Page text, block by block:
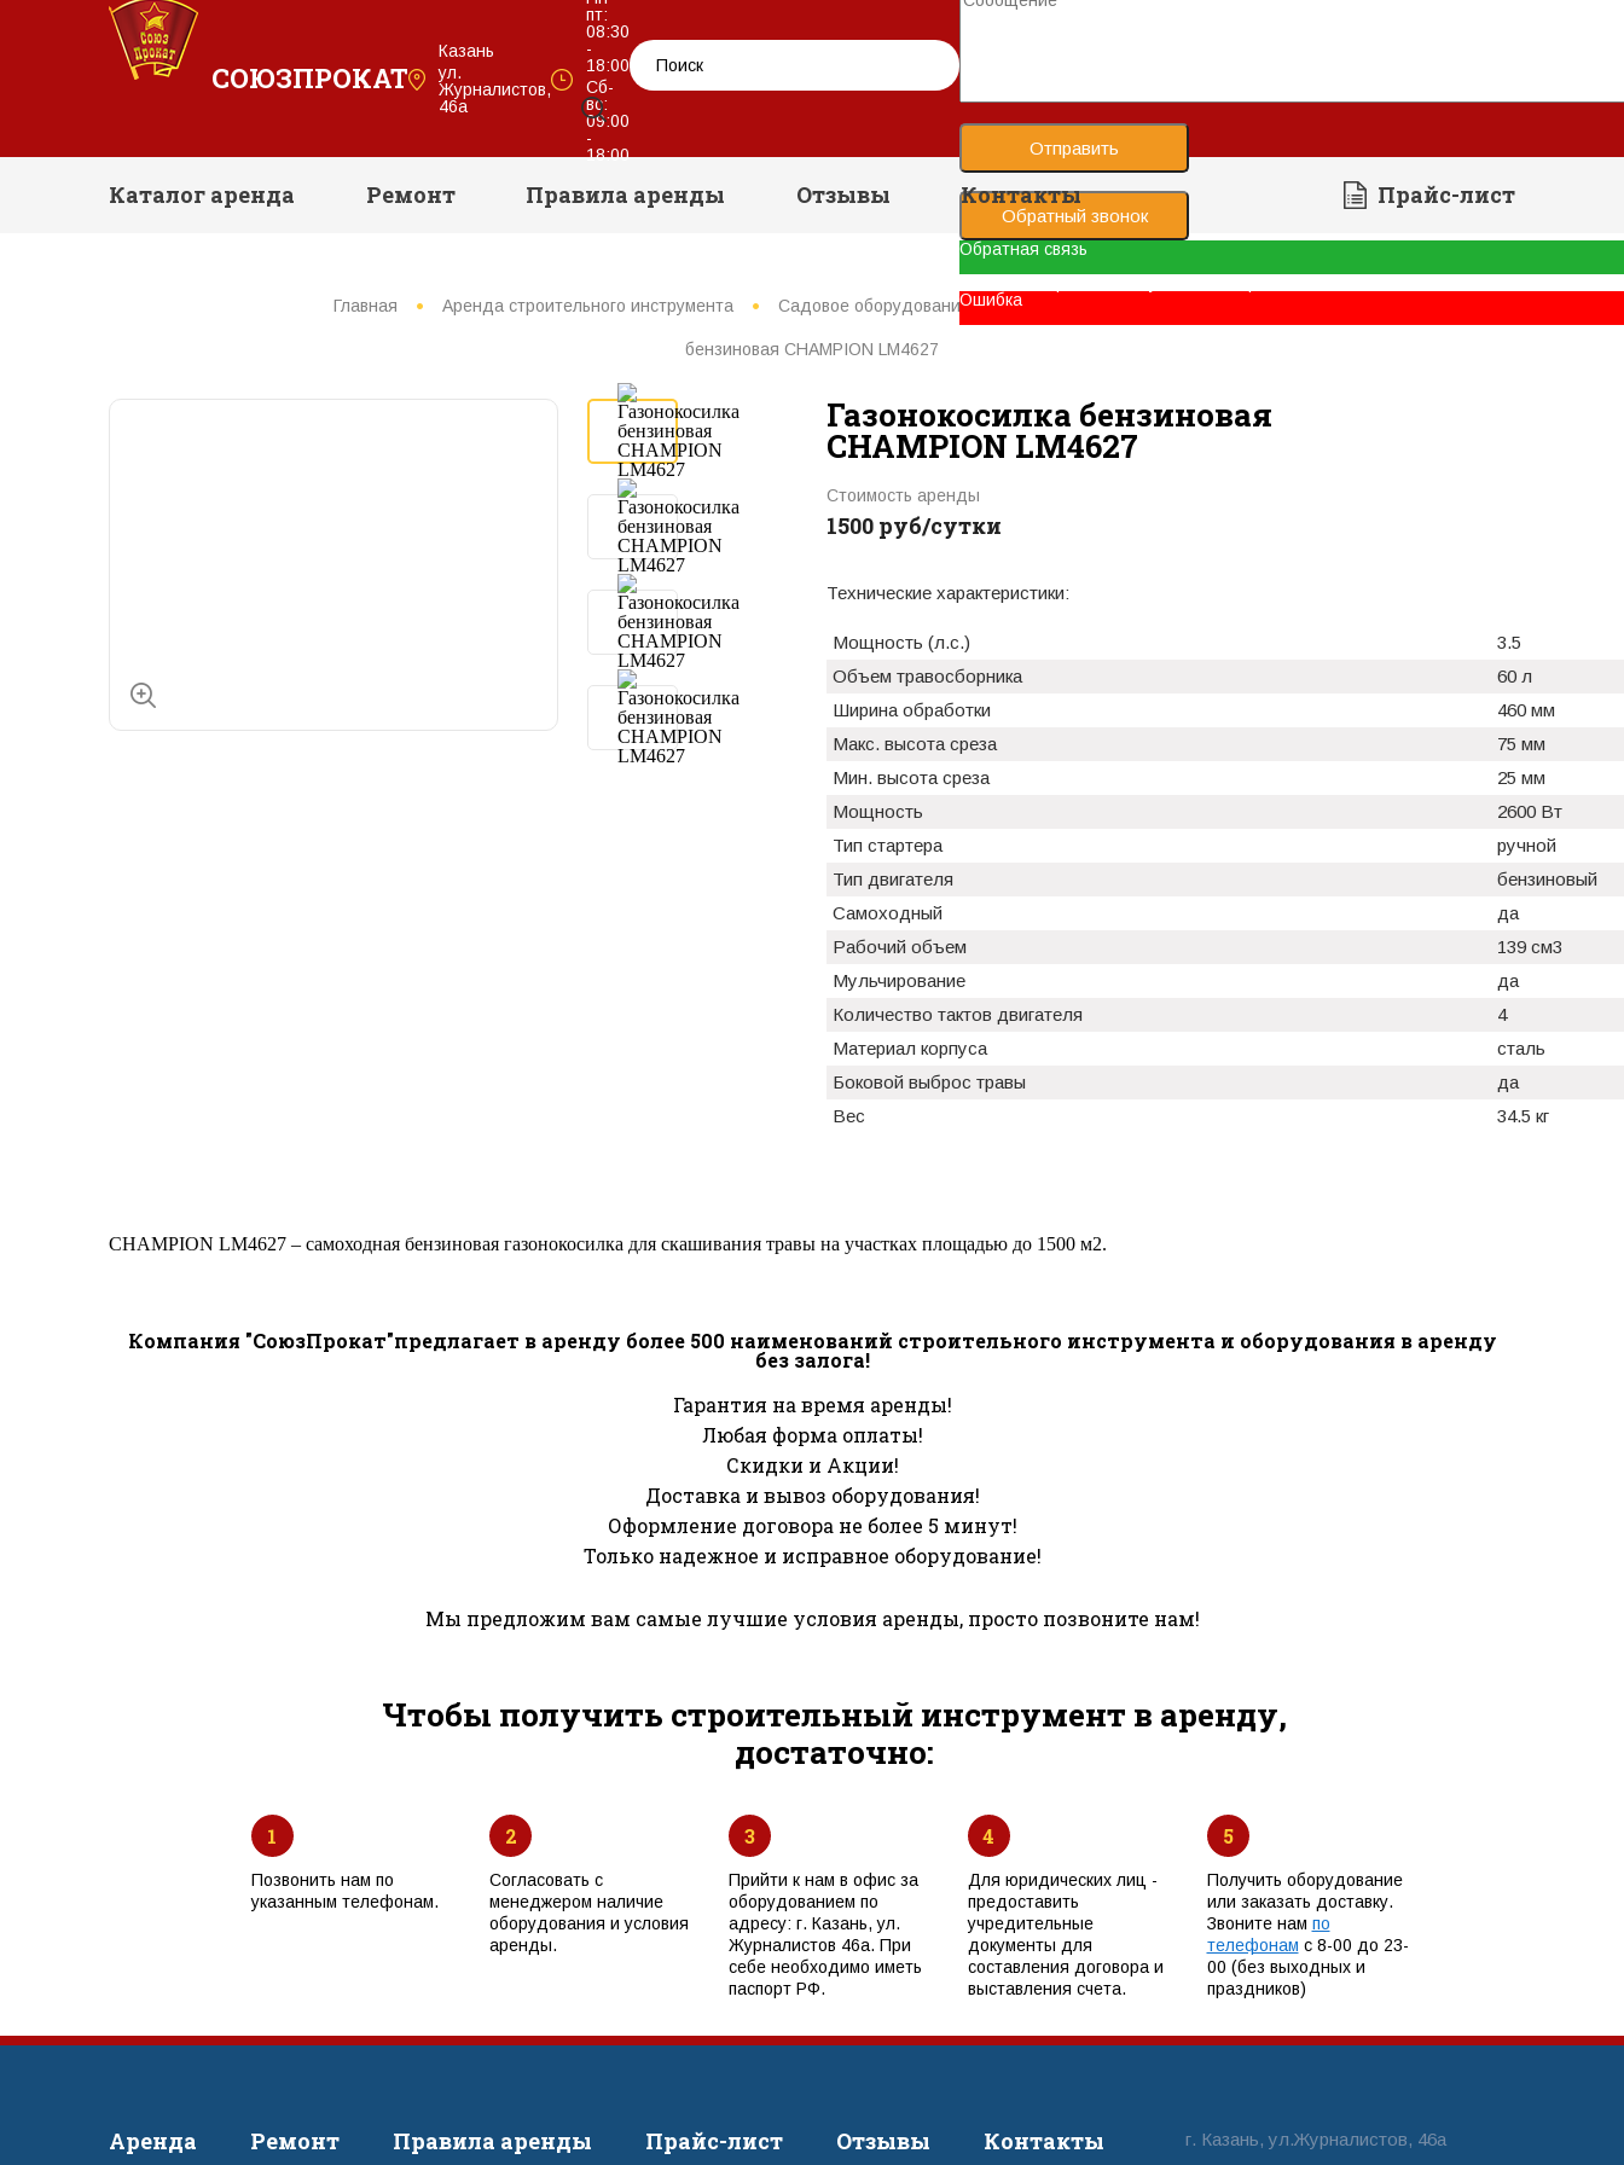
СОЮЗПРОКАТ
Казань
ул.
Журналистов,
46а
пт:
08:30
-
18:00
Сб-
вс:
09:00
-
18:00
Отправить
Обратный звонок
Обратная связь
Ошибка
Каталог аренда Ремонт Правила аренды Отзывы Контакты Прайс-лист
Главная Аренда строительного инструмента Садовое оборудование Газонокосилки
бензиновая CHAMPION LM4627
Газонокосилка бензиновая
CHAMPION LM4627
Стоимость аренды
1500 руб/сутки
Технические характеристики:
Мощность (л.с.)
3.5
Объем травосборника
60 л
Ширина обработки
460 мм
Макс. высота среза
75 мм
Мин. высота среза
25 мм
Мощность
2600 Вт
Тип стартера
ручной
Тип двигателя
бензиновый
Самоходный
да
Рабочий объем
139 см3
Мульчирование
да
Количество тактов двигателя
4
Материал корпуса
сталь
Боковой выброс травы
да
Вес
34.5 кг
CHAMPION LM4627 – самоходная бензиновая газонокосилка для скашивания травы на участках площадью до 1500 м2.
Компания "СоюзПрокат"предлагает в аренду более 500 наименований строительного инструмента и оборудования в аренду
без залога!
Гарантия на время аренды!
Любая форма оплаты!
Скидки и Акции!
Доставка и вывоз оборудования!
Оформление договора не более 5 минут!
Только надежное и исправное оборудование!
Мы предложим вам самые лучшие условия аренды, просто позвоните нам!
Чтобы получить строительный инструмент в аренду,
достаточно:
1
Позвонить нам по
указанным телефонам.
2
Согласовать с
менеджером наличие
оборудования и условия
аренды.
3
Прийти к нам в офис за
оборудованием по
адресу: г. Казань, ул.
Журналистов 46а. При
себе необходимо иметь
паспорт РФ.
4
Для юридических лиц -
предоставить
учредительные
документы для
составления договора и
выставления счета.
5
Получить оборудование
или заказать доставку.
Звоните нам по
телефонам с 8-00 до 23-
00 (без выходных и
праздников)
Аренда Ремонт Правила аренды Прайс-лист Отзывы Контакты г. Казань, ул.Журналистов, 46а